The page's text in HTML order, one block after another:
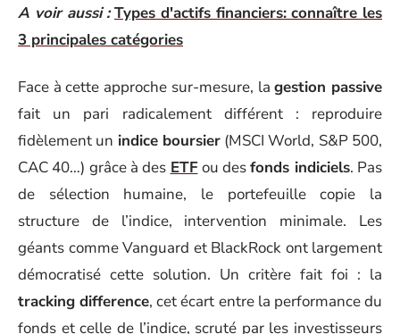
A voir aussi : Types d'actifs financiers: connaître les
3 principales catégories
Face à cette approche sur-mesure, lagestion passive
fait un pari radicalement différent : reproduire
fidèlement un indice boursier(MSCI World, S&P 500,
CAC 40…) grâce à des ETFou desfonds indiciels. Pas
de sélection humaine, le portefeuille copie la
structure de l’indice, intervention minimale. Les
géants comme Vanguard et BlackRock ont largement
démocratisé cette solution. Un critère fait foi : la
tracking difference, cet écart entre la performance du
fonds et celle de l’indice, scruté par les investisseurs